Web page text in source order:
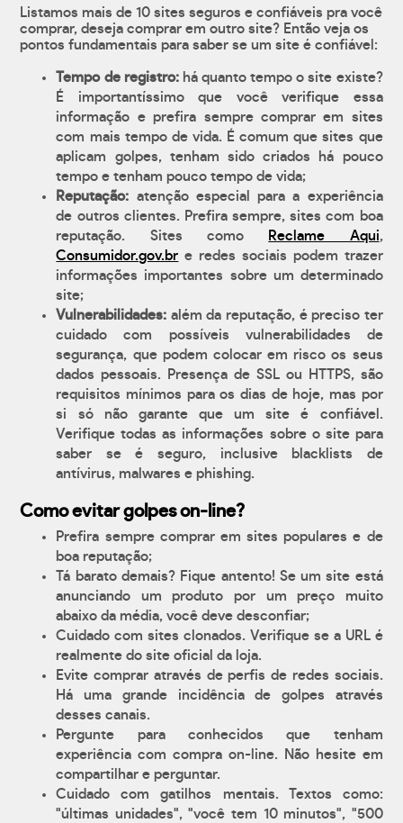
Listamos mais de 10 sites seguros e confiáveis pra você
comprar, deseja comprar em outro site? Então veja os
pontos fundamentais para saber se um site é confiável:
Tempo de registro:há quanto tempo o site existe?
É importantíssimo que você verifique essa
informação e prefira sempre comprar em sites
com mais tempo de vida. É comum que sites que
aplicam golpes, tenham sido criados há pouco
tempo e tenham pouco tempo de vida;
Reputação: atenção especial para a experiência
de outros clientes. Prefira sempre, sites com boa
reputação. Sites como
Reclame Aqui,
Consumidor.gov.br e redes sociais podem trazer
informações importantes sobre um determinado
site;
Vulnerabilidades: além da reputação, é preciso ter
cuidado com possíveis vulnerabilidades de
segurança, que podem colocar em risco os seus
dados pessoais. Presença de SSL ou HTTPS, são
requisitos mínimos para os dias de hoje, mas por
si só não garante que um site é confiável.
Verifique todas as informações sobre o site para
saber se é seguro, inclusive blacklists de
antívirus, malwares e phishing.
Como evitar golpes on-line?
Prefira sempre comprar em sites populares e de
boa reputação;
Tá barato demais? Fique antento! Se um site está
anunciando um produto por um preço muito
abaixo da média, você deve desconfiar;
Cuidado com sites clonados. Verifique se a URL é
realmente do site oficial da loja.
Evite comprar através de perfis de redes sociais.
Há uma grande incidência de golpes através
desses canais.
Pergunte para conhecidos que tenham
experiência com compra on-line. Não hesite em
compartilhar e perguntar.
Cuidado com gatilhos mentais. Textos como:
"últimas unidades", "você tem 10 minutos", "500